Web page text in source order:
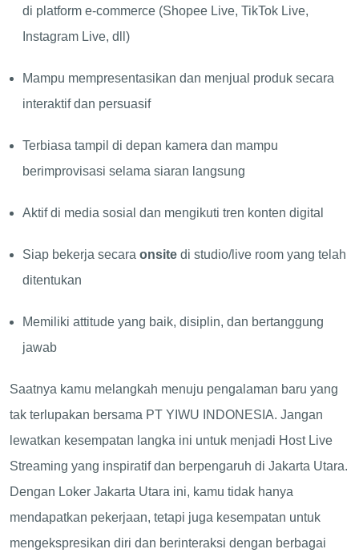
di platform e-commerce (Shopee Live, TikTok Live,
Instagram Live, dll)
Mampu mempresentasikan dan menjual produk secara
interaktif dan persuasif
Terbiasa tampil di depan kamera dan mampu
berimprovisasi selama siaran langsung
Aktif di media sosial dan mengikuti tren konten digital
Siap bekerja secara onsite di studio/live room yang telah
ditentukan
Memiliki attitude yang baik, disiplin, dan bertanggung
jawab
Saatnya kamu melangkah menuju pengalaman baru yang
tak terlupakan bersama PT YIWU INDONESIA. Jangan
lewatkan kesempatan langka ini untuk menjadi Host Live
Streaming yang inspiratif dan berpengaruh di Jakarta Utara.
Dengan Loker Jakarta Utara ini, kamu tidak hanya
mendapatkan pekerjaan, tetapi juga kesempatan untuk
mengekspresikan diri dan berinteraksi dengan berbagai